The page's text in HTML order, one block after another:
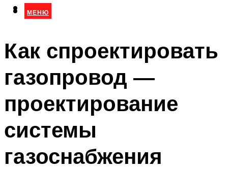
МЕНЮ
МЕНЮ
Как спроектировать
газопровод —
проектирование
системы
газоснабжения